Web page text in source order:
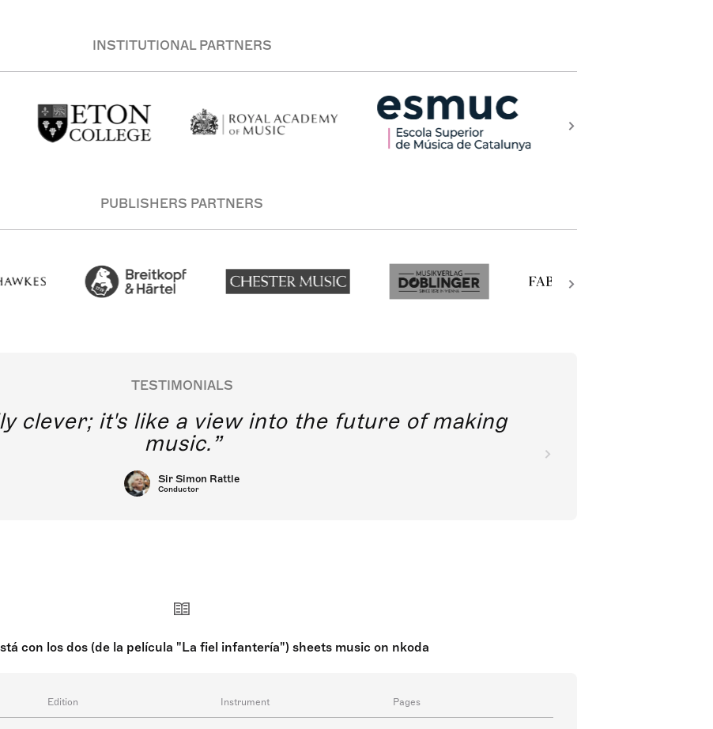
INSTITUTIONAL PARTNERS
PUBLISHERS PARTNERS
TESTIMONIALS
clever; it's like a view into the future of making
music.
Sir Simon Rattle
Conductor
con los dos (de la película "La fiel infantería") sheets music on nkoda
Edition Instrument Pages